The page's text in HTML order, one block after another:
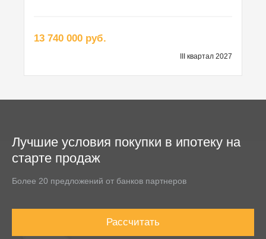
13 740 000 руб.
III квартал 2027
Лучшие условия покупки в ипотеку на
старте продаж
Более 20 предложений от банков партнеров
Рассчитать